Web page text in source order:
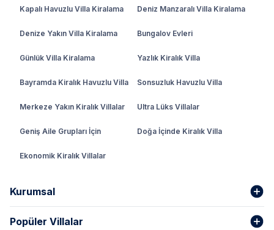
Kapalı Havuzlu Villa Kiralama Deniz Manzaralı Villa Kiralama
Denize Yakın Villa Kiralama Bungalov Evleri
Günlük Villa Kiralama Yazlık Kiralık Villa
Bayramda Kiralık Havuzlu Villa Sonsuzluk Havuzlu Villa
Merkeze Yakın Kiralık Villalar Ultra Lüks Villalar
Geniş Aile Grupları İçin Doğa İçinde Kiralık Villa
Ekonomik Kiralık Villalar
Kurumsal
Hakkımızda
Popüler Villalar